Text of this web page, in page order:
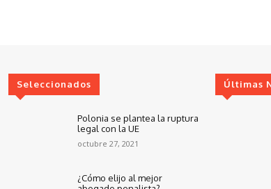
Seleccionados
Polonia se plantea la ruptura
legal con la UE
octubre 27, 2021
¿Cómo elijo al mejor
Últimas